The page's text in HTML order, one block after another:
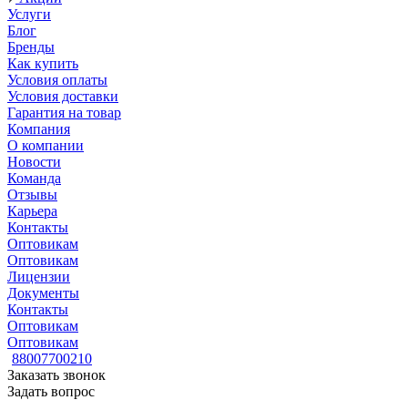
Услуги
Блог
Бренды
Как купить
Условия оплаты
Условия доставки
Гарантия на товар
Компания
О компании
Новости
Команда
Отзывы
Карьера
Контакты
Оптовикам
Оптовикам
Лицензии
Документы
Контакты
Оптовикам
Оптовикам
88007700210
Заказать звонок
Задать вопрос